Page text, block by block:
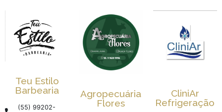
Teu Estilo
Barbearia
(55) 99202-
Agropecuária
Flores
CliniAr
Refrigeração